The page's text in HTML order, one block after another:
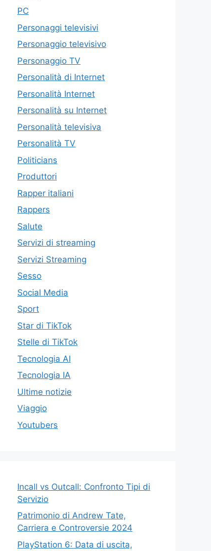
PC
Personaggi televisivi
Personaggio televisivo
Personaggio TV
Personalità di Internet
Personalità Internet
Personalità su Internet
Personalità televisiva
Personalità TV
Politicians
Produttori
Rapper italiani
Rappers
Salute
Servizi di streaming
Servizi Streaming
Sesso
Social Media
Sport
Star di TikTok
Stelle di TikTok
Tecnologia AI
Tecnologia IA
Ultime notizie
Viaggio
Youtubers
Incall vs Outcall: Confronto Tipi di
Servizio
Patrimonio di Andrew Tate,
Carriera e Controversie 2024
PlayStation 6: Data di uscita,